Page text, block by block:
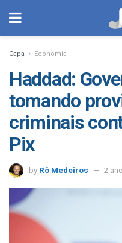
Capa Economia
Haddad:
tomando
criminais
Pix
by Rô Medeiros 2